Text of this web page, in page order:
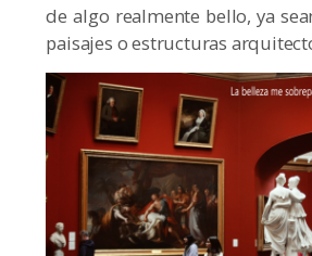
de algo realmente bello, ya
paisajes o estructuras